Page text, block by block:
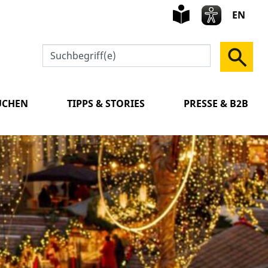
EN
TIPPS & STORIES PRESSE & B2B